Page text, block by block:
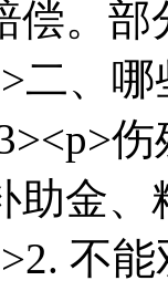
偿。
二、
助金、
不